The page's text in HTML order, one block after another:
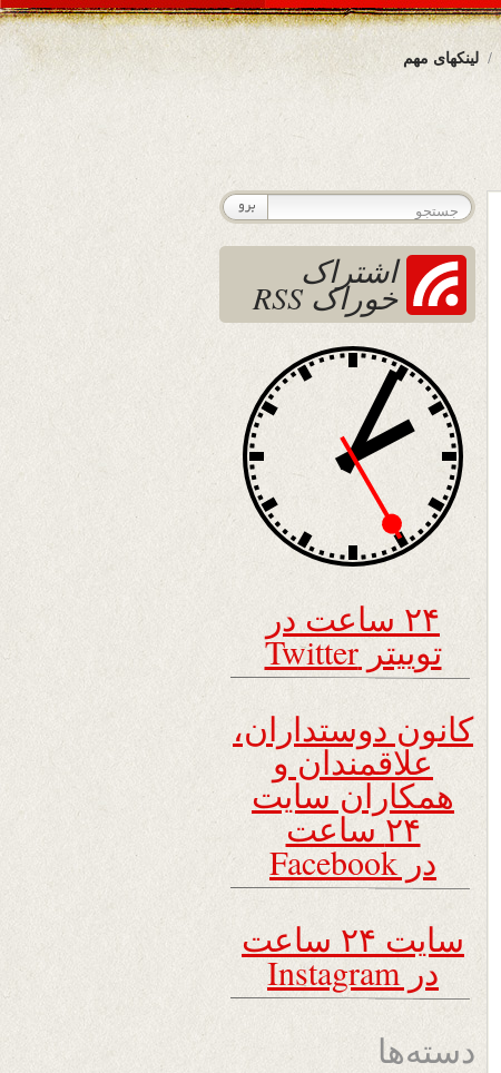
لینکهای مهم
اشتراک
خوراک RSS
۲۴ ساعت در
توییتر Twitter
کانون دوستداران،
علاقمندان و
همکاران سایت
۲۴ ساعت
در Facebook
سایت ۲۴ ساعت
در Instagram
دسته‌ها